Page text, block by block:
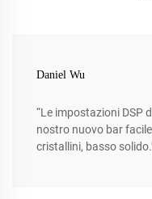
Daniel Wu
“Le impostazioni DSP
nostro nuovo bar
cristallini, basso